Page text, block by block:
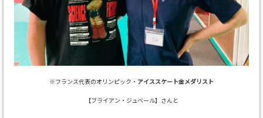
※フランス代表のオリンピック・ アイススケート金メダリスト
【ブライアン・ジュベール】さんと